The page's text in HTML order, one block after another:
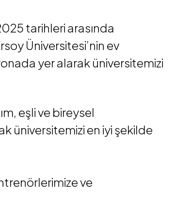
tarihleri arasında
Üniversitesi’nin ev
yer alarak üniversitemizi
eşli ve bireysel
üniversitemizi en iyi şekilde
ve